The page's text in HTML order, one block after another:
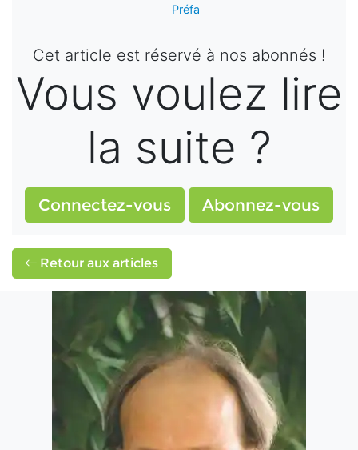
Préfa
Cet article est réservé à nos abonnés !
Vous voulez lire
la suite ?
Connectez-vous Abonnez-vous
Retour aux articles